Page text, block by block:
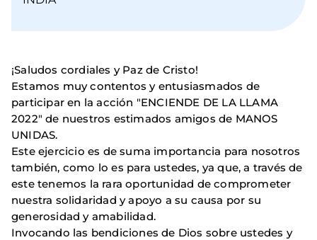
¡Saludos cordiales y Paz de Cristo!
Estamos muy contentos y entusiasmados de
participar en la acción "ENCIENDE DE LA LLAMA
2022" de nuestros estimados amigos de MANOS
UNIDAS.
Este ejercicio es de suma importancia para nosotros
también, como lo es para ustedes, ya que, a través de
este tenemos la rara oportunidad de comprometer
nuestra solidaridad y apoyo a su causa por su
generosidad y amabilidad.
Invocando las bendiciones de Dios sobre ustedes y